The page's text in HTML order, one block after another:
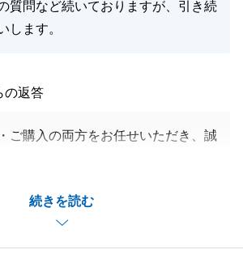
質問など続いておりますが、引き続
します。
続きを読む
の返答
ご購入の両方をお任せいただき、誠
何かございましたら、お気軽にご相
幸いです。